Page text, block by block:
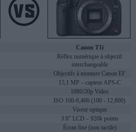
Canon T1i
Réflex numérique à objectif
interchangeable
Objectifs à monture Canon EF
15,1 MP – capteur APS-C
1080/20p Video
ISO 100-6,400 (100 - 12,800)
Viseur optique
3.0" LCD – 920k points
Écran fixe (non tactile)